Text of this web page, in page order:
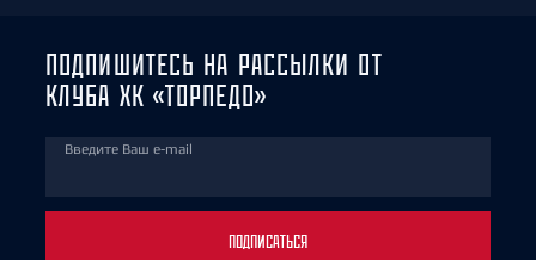
ПОДПИШИТЕСЬ НА РАССЫЛКИ ОТ
КЛУБА ХК «ТОРПЕДО»
Введите Ваш e-mail
ПОДПИСАТЬСЯ